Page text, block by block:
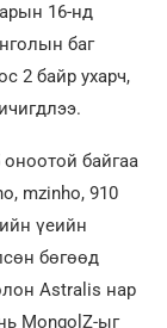
16-нд
баг
2 байр ухарч,
байгаа
mzinho, 910
үеийн
бөгөөд
Astralis нар
MongolZ-ыг